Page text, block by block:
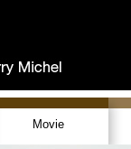
Movie